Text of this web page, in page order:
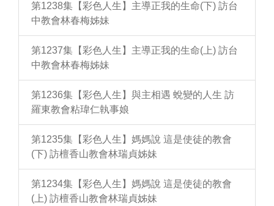
第1238集【彩色人生】主導正我的生命(下) 訪台
中教會林春梅姊妹
第1237集【彩色人生】主導正我的生命(上) 訪台
中教會林春梅姊妹
第1236集【彩色人生】與主相遇 蛻變的人生 訪
羅東教會粘瑋仁執事娘
第1235集【彩色人生】媽媽說 這是使徒的教會
(下) 訪檀香山教會林瑞貞姊妹
第1234集【彩色人生】媽媽說 這是使徒的教會
(上) 訪檀香山教會林瑞貞姊妹